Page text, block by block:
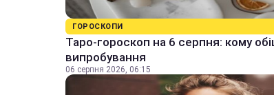
ГОРОСКОПИ
Таро-гороскоп на 6 серпня: кому
випробування
06 серпня 2026, 06:15